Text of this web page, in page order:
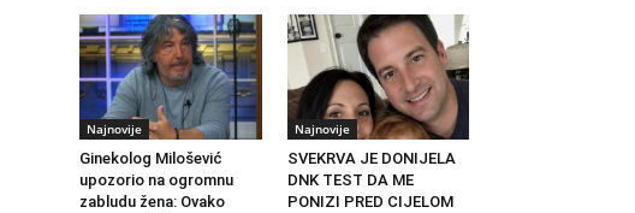
Najnovije
Ginekolog Milošević
upozorio na ogromnu
zabludu žena: Ovako
Najnovije
SVEKRVA JE DONIJELA
DNK TEST DA ME
PONIZI PRED CIJELOM